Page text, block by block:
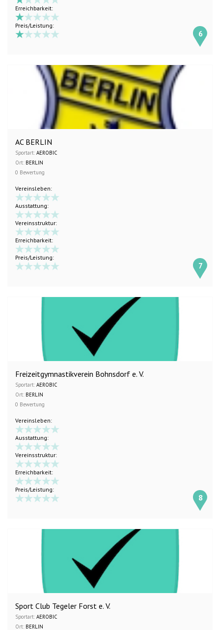
Erreichbarkeit:
Preis/Leistung:
6
AC BERLIN
Sportart: AEROBIC
Ort: BERLIN
0 Bewertung
Vereinsleben:
Ausstattung:
Vereinsstruktur:
Erreichbarkeit:
Preis/Leistung:
7
Freizeitgymnastikverein Bohnsdorf e. V.
Sportart: AEROBIC
Ort: BERLIN
0 Bewertung
Vereinsleben:
Ausstattung:
Vereinsstruktur:
Erreichbarkeit:
Preis/Leistung:
8
Sport Club Tegeler Forst e. V.
Sportart: AEROBIC
Ort: BERLIN